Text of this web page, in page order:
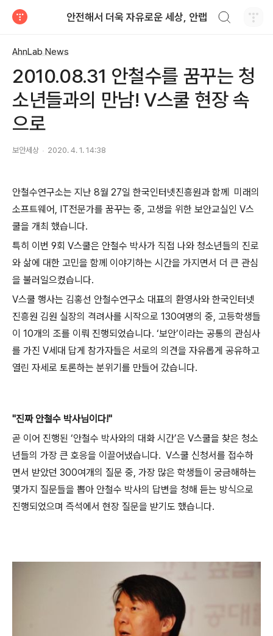
안전해서 더욱 자유로운 세상, 안랩
AhnLab News
2010.08.31 안철수를 꿈꾸는 청
소년들과의 만남! V스쿨 현장 속
으로
보안세상 2020. 4. 1. 14:38
안철수연구소는 지난 8월 27일 한국인터넷진흥원과 함께
미래의
소프트웨어, IT전문가를 꿈꾸는 중, 고생을 위한 보안교실인 V스
쿨을 개최 했습니다.
특히 이번 9회 V스쿨은 안철수 박사가 직접 나와 청소년들의 진로
와 삶에 대한 고민을 함께 이야기하는 시간을 가지면서 더 큰 관심
을 불러일으켰습니다.
V스쿨 행사는 김홍선 안철수연구소 대표의 환영사와 한국인터넷
진흥원 김원 실장의 격려사를 시작으로 130여명의 중, 고등학생들
이 10개의 조를 이뤄 진행되었습니다. ‘보안’이라는 공통의 관심사
를 가진 V세대 답게 참가자들은 서로의 의견을 자유롭게 공유하고
열린 자세로 토론하는 분위기를 만들어 갔습니다.
"진짜 안철수 박사님이다!"
곧 이어 진행된 ‘안철수 박사와의 대화 시간’은 V스쿨을 찾은 청소
년들의 가장 큰 호응을 이끌어냈습니다. V스쿨 신청서를 접수하
면서 받았던 300여개의 질문 중, 가장 많은 학생들이 궁금해하는
몇가지 질문들을 뽑아 안철수 박사의 답변을 청해 듣는 방식으로
진행되었으며 즉석에서 현장 질문을 받기도 했습니다.